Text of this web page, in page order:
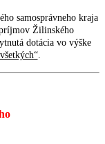
samosprávneho kraja
Žilinského
dotácia vo výške
.